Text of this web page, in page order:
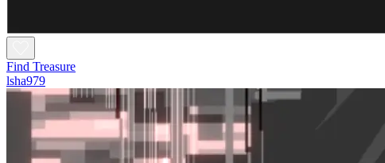
Find Treasure
lsha979